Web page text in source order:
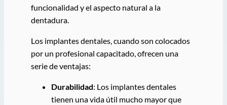
funcionalidad y el aspecto natural a la
dentadura.
Los implantes dentales, cuando son colocados
por un profesional capacitado, ofrecen una
serie de ventajas:
Durabilidad: Los implantes dentales
tienen una vida útil mucho mayor que